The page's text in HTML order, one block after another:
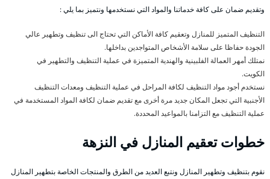
وتقديم ضمان على كافة خدماتنا والمواد التي نستخدمها ونتميز بما يلي :
التنظيف المتميز للمنازل وتعقيم كافة الأماكن التي تحتاج الى تنظيف وتطهير عالي
الجودة حفاظا على سلامة الأشخاص المتواجدين بداخلها.
نمتلك أمهر العمالة الفلبينية والهندية المتميزة في عملية التنظيف والتطهير في
الكويت.
نستخدم أجود مواد التنظيف لكافة المراحل في عملية التنظيف ومعدات التنظيف
الأجنبية التي تجعل المكان جديد مرة أخرى مع تقديم ضمان لكافة المواد المستخدمة في
عملية التنظيف مع التزامنا بالمواعيد المحددة.
خطوات تعقيم المنازل في النزهة
نقوم بتنظيف وتطهير المنازل ونتبع العديد من الطرق والمنتجات الخاصة بتطهير المنازل